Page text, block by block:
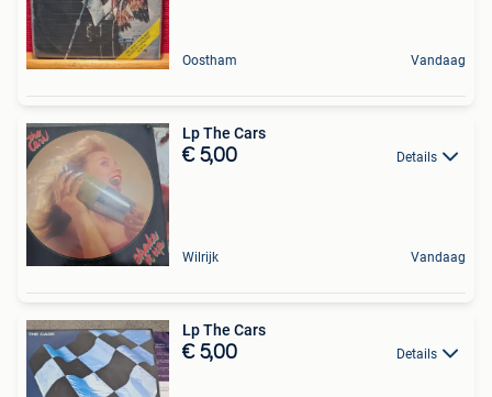
Oostham Vandaag
Lp The Cars
€ 5,00 Details
Wilrijk Vandaag
Lp The Cars
€ 5,00 Details